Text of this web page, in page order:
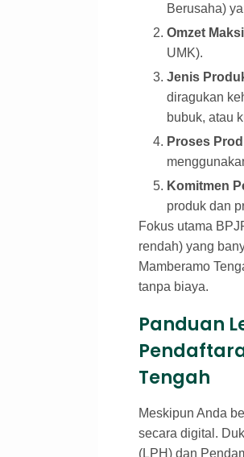
Berusaha)
Omzet
UMK).
Jenis
diragukan
bubuk, atau
Proses
Komitmen
produk dan
Fokus utama
rendah) yang
Mamberamo
tanpa biaya.
Panduan
Tengah
Meskipun Anda
secara digital.
(LPH) dan